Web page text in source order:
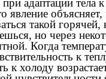
при адаптации тела
явление
такой горячей,
но через
Когда
к
к холоду